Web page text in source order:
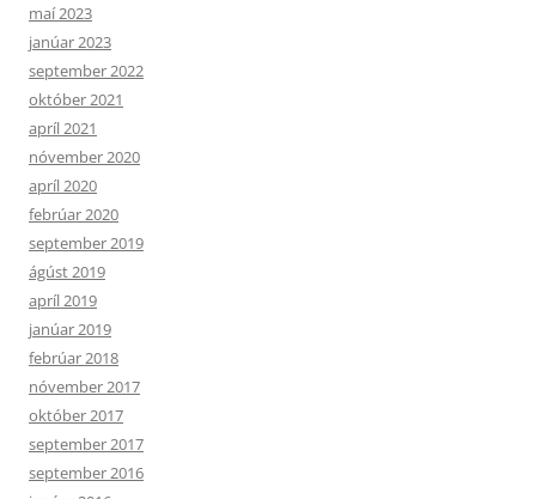
maí 2023
janúar 2023
september 2022
október 2021
apríl 2021
nóvember 2020
apríl 2020
febrúar 2020
september 2019
ágúst 2019
apríl 2019
janúar 2019
febrúar 2018
nóvember 2017
október 2017
september 2017
september 2016